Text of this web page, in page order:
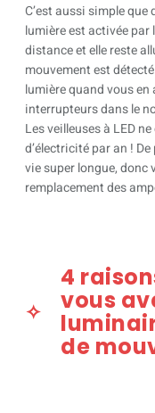
C’est aussi simple que
lumière est activée par
distance et elle reste
mouvement est
lumière quand vous
interrupteurs dans le
Les veilleuses à LED
d’électricité par an !
vie super longue, donc
remplacement des
4
vous
de